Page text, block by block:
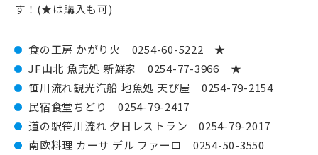
す！(★は購入も可)
食の工房 かがり火 0254-60-5222 ★
JF山北 魚売処 新鮮家 0254-77-3966 ★
笹川流れ観光汽船 地魚処 天ぴ屋 0254-79-2154
民宿食堂ちどり 0254-79-2417
道の駅笹川流れ 夕日レストラン 0254-79-2017
南欧料理 カーサ デル ファーロ 0254-50-3550